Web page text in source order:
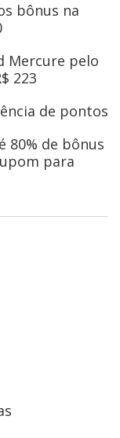
bônus na
Mercure pelo
223
de pontos
80% de bônus
para